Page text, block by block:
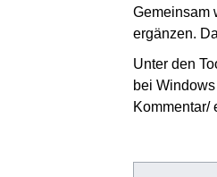
Gemeinsam
ergänzen.
Unter den
bei
Kommentar/